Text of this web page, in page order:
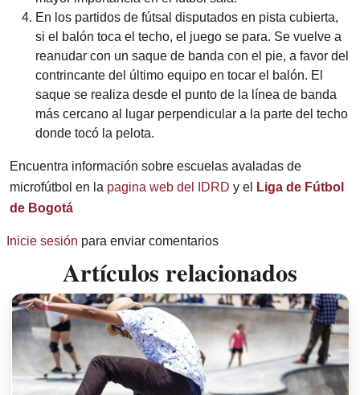
En los partidos de fútsal disputados en pista cubierta,
si el balón toca el techo, el juego se para. Se vuelve a
reanudar con un saque de banda con el pie, a favor del
contrincante del último equipo en tocar el balón. El
saque se realiza desde el punto de la línea de banda
más cercano al lugar perpendicular a la parte del techo
donde tocó la pelota.
Encuentra información sobre escuelas avaladas de
microfútbol en la pagina web del IDRD y el
Liga de Fútbol
de Bogotá
Inicie sesión para enviar comentarios
Artículos relacionados